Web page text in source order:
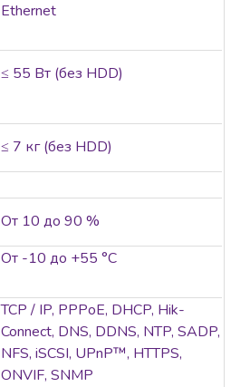
Ethernet
≤ 55 Вт (без HDD)
≤ 7 кг (без HDD)
От 10 до 90 %
От -10 до +55 °C
TCP / IP, PPPoE, DHCP, Hik-
Connect, DNS, DDNS, NTP, SADP,
NFS, iSCSI, UPnP™, HTTPS,
ONVIF, SNMP